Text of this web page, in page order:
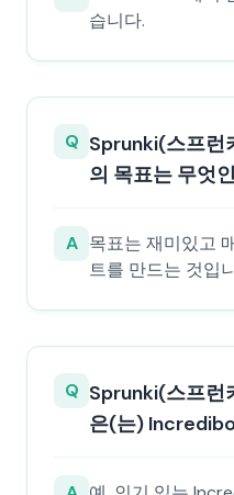
습니다.
Q Sprunki(스프런
의 목표는 무엇
A 목표는 재미있고
트를 만드는 것입
Q Sprunki(스프런
은(는)